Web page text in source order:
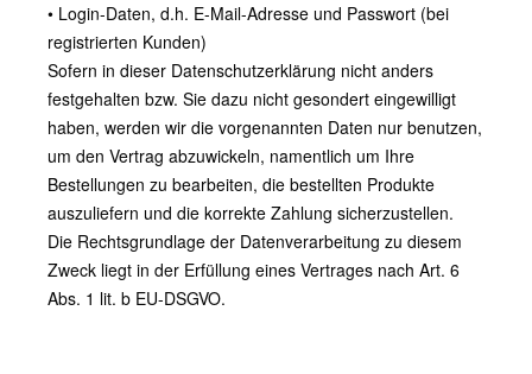
• Login-Daten, d.h. E-Mail-Adresse und Passwort (bei
registrierten Kunden)
Sofern in dieser Datenschutzerklärung nicht anders
festgehalten bzw. Sie dazu nicht gesondert eingewilligt
haben, werden wir die vorgenannten Daten nur benutzen,
um den Vertrag abzuwickeln, namentlich um Ihre
Bestellungen zu bearbeiten, die bestellten Produkte
auszuliefern und die korrekte Zahlung sicherzustellen.
Die Rechtsgrundlage der Datenverarbeitung zu diesem
Zweck liegt in der Erfüllung eines Vertrages nach Art. 6
Abs. 1 lit. b EU-DSGVO.